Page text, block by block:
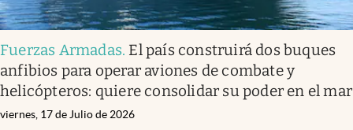
Fuerzas Armadas. El país construirá dos buques
anfibios para operar aviones de combate y
helicópteros: quiere consolidar su poder en el mar
viernes, 17 de Julio de 2026